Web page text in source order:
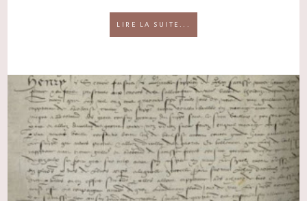
LIRE LA SUITE...